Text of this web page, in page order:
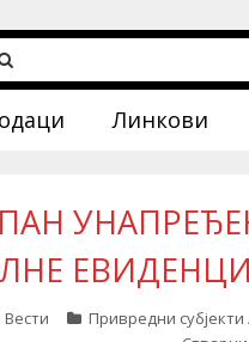
Линкови
Вести Привредни